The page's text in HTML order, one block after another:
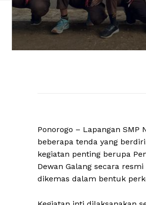
Ponorogo – Lapangan
beberapa tenda yang
kegiatan penting berupa
Dewan Galang secara
dikemas dalam bentuk